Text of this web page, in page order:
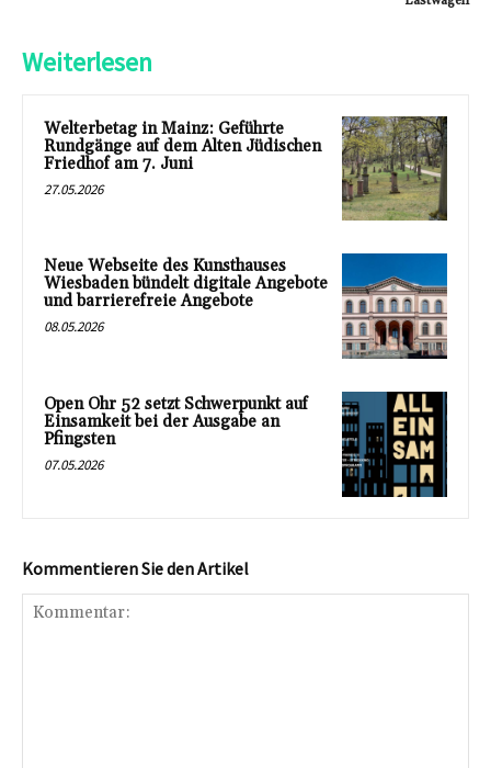
Weiterlesen
Welterbetag in Mainz: Geführte
Rundgänge auf dem Alten Jüdischen
Friedhof am 7. Juni
27.05.2026
Neue Webseite des Kunsthauses
Wiesbaden bündelt digitale Angebote
und barrierefreie Angebote
08.05.2026
Open Ohr 52 setzt Schwerpunkt auf
Einsamkeit bei der Ausgabe an
Pfingsten
07.05.2026
Kommentieren Sie den Artikel